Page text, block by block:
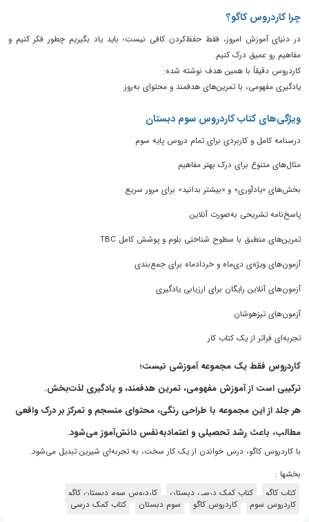
چرا کاردروس کاگو؟
در دنیای آموزش امروز، فقط حفظ‌کردن کافی نیست؛ باید یاد بگیریم چطور فکر کنیم و
مفاهیم رو عمیق درک کنیم.
کاردروس دقیقاً با همین هدف نوشته شده:
یادگیری مفهومی، با تمرین‌های هدفمند و محتوای به‌روز.
ویژگی‌های کتاب کاردروس سوم دبستان
درسنامه کامل و کاربردی برای تمام دروس پایه سوم
مثال‌های متنوع برای درک بهتر مفاهیم
بخش‌های «یادآوری» و «بیشتر بدانید» برای مرور سریع
پاسخ‌نامه تشریحی به‌صورت آنلاین
تمرین‌های منطبق با سطوح شناختی بلوم و پوشش کامل TBC
آزمون‌های ویژه‌ی دی‌ماه و خردادماه برای جمع‌بندی
آزمون‌های آنلاین رایگان برای ارزیابی یادگیری
آزمون‌های تیزهوشان
تجربه‌ای فراتر از یک کتاب کار
کاردروس فقط یک مجموعه آموزشی نیست؛
ترکیبی است از آموزش مفهومی، تمرین هدفمند، و یادگیری لذت‌بخش.
هر جلد از این مجموعه با طراحی رنگی، محتوای منسجم و تمرکز بر درک واقعی
مطالب، باعث رشد تحصیلی و اعتمادبه‌نفس دانش‌آموز می‌شود.
با کاردروس کاگو، درس خواندن از یک کار سخت، به تجربه‌ای شیرین تبدیل می‌شود.
بخشها :
کتاب کاگو
کتاب کمک درسی دبستان
کاردروس سوم دبستان کاگو
کاردروس سوم
کاردروس کاگو سوم دبستان کتاب‌‌ کمک درسی